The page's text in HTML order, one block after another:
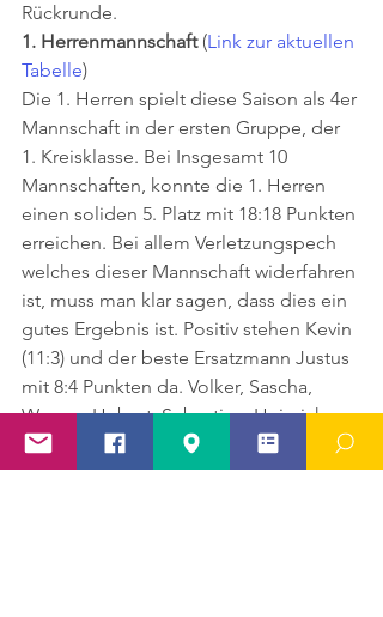
Rückrunde.
1. Herrenmannschaft (Link zur aktuellen
Tabelle)
Die 1. Herren spielt diese Saison als 4er
Mannschaft in der ersten Gruppe, der
1. Kreisklasse. Bei Insgesamt 10
Mannschaften, konnte die 1. Herren
einen soliden 5. Platz mit 18:18 Punkten
erreichen. Bei allem Verletzungspech
welches dieser Mannschaft widerfahren
ist, muss man klar sagen, dass dies ein
gutes Ergebnis ist. Positiv stehen Kevin
(11:3) und der beste Ersatzmann Justus
mit 8:4 Punkten da. Volker, Sascha,
Werner, Hubert, Sebastian, Heinrich
und Detlev konnten alle zum Erfolg
dieser stabilen Platzierung beitragen.